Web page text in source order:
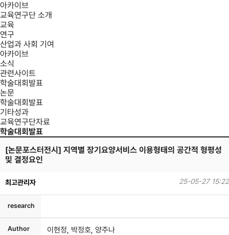
아카이브
교육연구단 소개
교육
연구
산업과 사회 기여
아카이브
소식
관련사이트
학술대회발표
논문
학술대회발표
기타성과
교육연구단자료
학술대회발표
[논문포스터전시] 지역별 장기요양서비스 이용형태의 공간적 형평성
및 결정요인
최고관리자 25-05-27 15:22
research
Author 이현정, 박정호, 양주나